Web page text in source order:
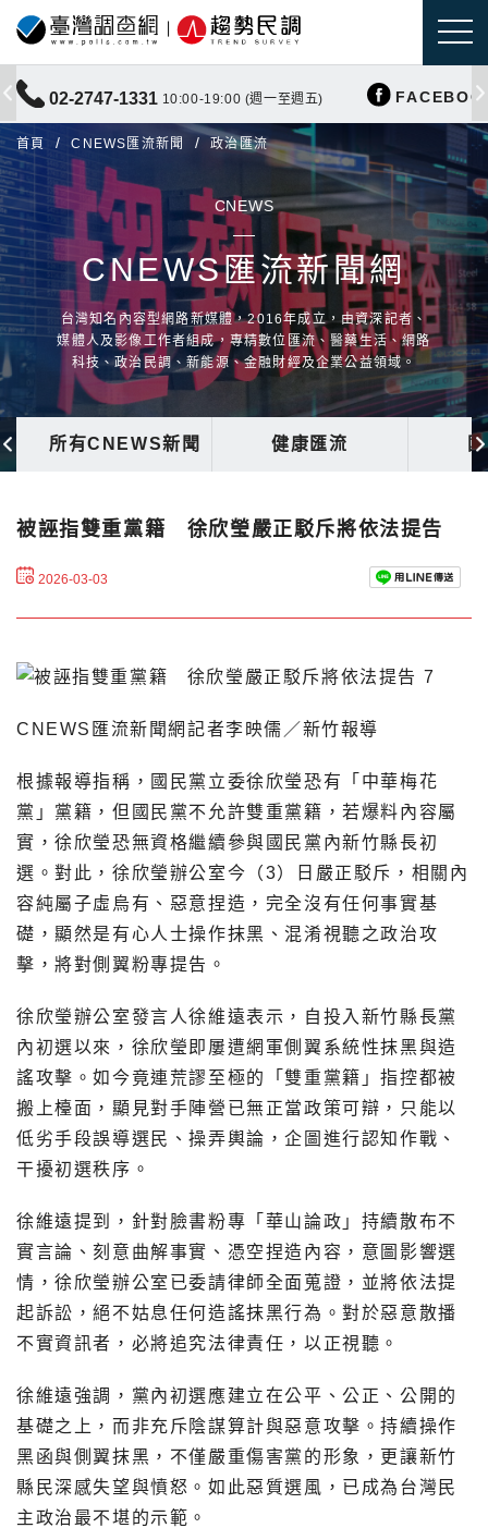
02-2747-1331 10:00-19:00 (週一至週五)
首頁 CNEWS匯流新聞 政治匯流
CNEWS
CNEWS匯流新聞網
台灣知名內容型網路新媒體，2016年成立，由資深記者、
媒體人及影像工作者組成，專精數位匯流、醫藥生活、網路
科技、政治民調、新能源、金融財經及企業公益領域。
所有CNEWS新聞 健康匯流
被誣指雙重黨籍 徐欣瑩嚴正駁斥將依法提告
2026-03-03
CNEWS匯流新聞網記者李映儒／新竹報導
根據報導指稱，國民黨立委徐欣瑩恐有「中華梅花
黨」黨籍，但國民黨不允許雙重黨籍，若爆料內容屬
實，徐欣瑩恐無資格繼續參與國民黨內新竹縣長初
選。對此，徐欣瑩辦公室今（3）日嚴正駁斥，相關內
容純屬子虛烏有、惡意捏造，完全沒有任何事實基
礎，顯然是有心人士操作抹黑、混淆視聽之政治攻
擊，將對側翼粉專提告。
徐欣瑩辦公室發言人徐維遠表示，自投入新竹縣長黨
內初選以來，徐欣瑩即屢遭網軍側翼系統性抹黑與造
謠攻擊。如今竟連荒謬至極的「雙重黨籍」指控都被
搬上檯面，顯見對手陣營已無正當政策可辯，只能以
低劣手段誤導選民、操弄輿論，企圖進行認知作戰、
干擾初選秩序。
徐維遠提到，針對臉書粉專「華山論政」持續散布不
實言論、刻意曲解事實、憑空捏造內容，意圖影響選
情，徐欣瑩辦公室已委請律師全面蒐證，並將依法提
起訴訟，絕不姑息任何造謠抹黑行為。對於惡意散播
不實資訊者，必將追究法律責任，以正視聽。
徐維遠強調，黨內初選應建立在公平、公正、公開的
基礎之上，而非充斥陰謀算計與惡意攻擊。持續操作
黑函與側翼抹黑，不僅嚴重傷害黨的形象，更讓新竹
縣民深感失望與憤怒。如此惡質選風，已成為台灣民
主政治最不堪的示範。